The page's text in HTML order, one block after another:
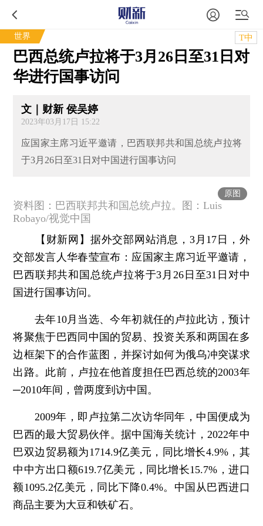
世界 T中
巴西总统卢拉将于3月26日至31日对
华进行国事访问
文｜财新 侯吴婷
2023年03月17日 15:22
应国家主席习近平邀请，巴西联邦共和国总统卢拉将
于3月26日至31日对中国进行国事访问
原图
资料图：巴西联邦共和国总统卢拉。图：Luis
Robayo/视觉中国
【财新网】 据外交部网站消息，3月17日，外
交部发言人华春莹宣布：应国家主席习近平邀请，
巴西联邦共和国总统卢拉将于3月26日至31日对中
国进行国事访问。
去年10月当选、今年初就任的卢拉此访，预计
将聚焦于巴西同中国的贸易、投资关系和两国在多
边框架下的合作蓝图，并探讨如何为俄乌冲突谋求
出路。此前，卢拉在他首度担任巴西总统的2003年
─2010年间，曾两度到访中国。
2009年，即卢拉第二次访华同年，中国便成为
巴西的最大贸易伙伴。据中国海关统计，2022年中
巴双边贸易额为1714.9亿美元，同比增长4.9%，其
中中方出口额619.7亿美元，同比增长15.7%，进口
额1095.2亿美元，同比下降0.4%。中国从巴西进口
商品主要为大豆和铁矿石。